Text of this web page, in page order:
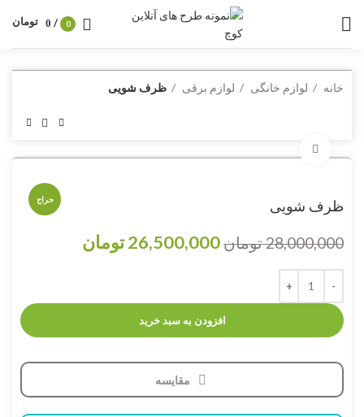
0
/
0 تومان
خانه لوازم خانگی لوازم برقی ظرف شویی
حراج ظرف شویی
28,000,000تومان26,500,000تومان
افزودن به سبد خرید
مقایسه